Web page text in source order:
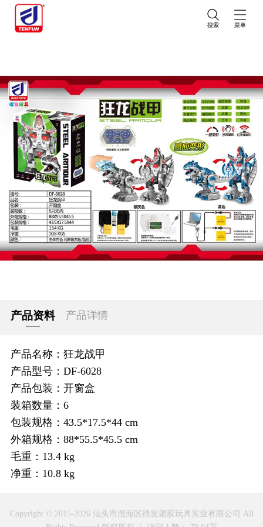
搜索 菜单
产品资料 产品详情
产品名称：狂龙战甲
产品型号：DF-6028
产品包装：开窗盒
装箱数量：6
包装规格：43.5*17.5*44 cm
外箱规格：88*55.5*45.5 cm
毛重：13.4 kg
净重：10.8 kg
Copyright © 2015-2026 汕头市澄海区得发塑胶玩具实业有限公司 All